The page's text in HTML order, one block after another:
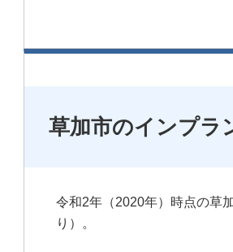
草加市のインプラ
令和2年（2020年）時点の草
り）。